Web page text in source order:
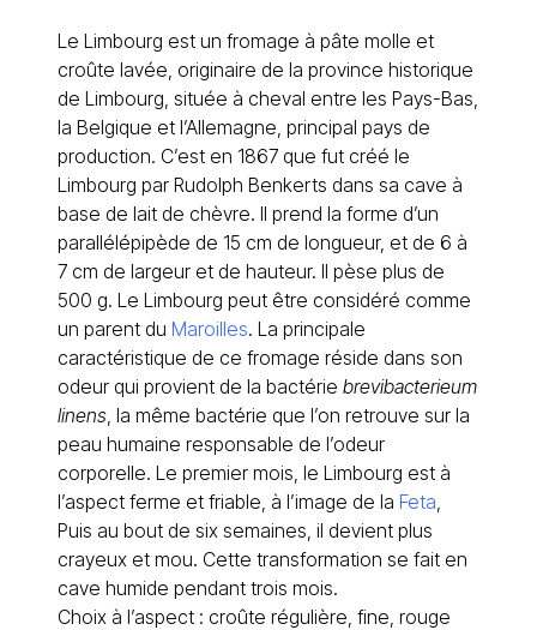
Le Limbourg est un fromage à pâte molle et
croûte lavée, originaire de la province historique
de Limbourg, située à cheval entre les Pays-Bas,
la Belgique et l’Allemagne, principal pays de
production. C’est en 1867 que fut créé le
Limbourg par Rudolph Benkerts dans sa cave à
base de lait de chèvre. Il prend la forme d’un
parallélépipède de 15 cm de longueur, et de 6 à
7 cm de largeur et de hauteur. Il pèse plus de
500 g. Le Limbourg peut être considéré comme
un parent du Maroilles. La principale
caractéristique de ce fromage réside dans son
odeur qui provient de la bactérie brevibacterieum
linens, la même bactérie que l’on retrouve sur la
peau humaine responsable de l’odeur
corporelle. Le premier mois, le Limbourg est à
l’aspect ferme et friable, à l’image de la Feta,
Puis au bout de six semaines, il devient plus
crayeux et mou. Cette transformation se fait en
cave humide pendant trois mois.
Choix à l’aspect : croûte régulière, fine, rouge